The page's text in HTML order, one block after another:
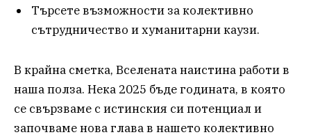
Търсете възможности за колективно
сътрудничество и хуманитарни каузи.
В крайна сметка, Вселената наистина работи в
наша полза. Нека 2025 бъде годината, в която
се свързваме с истинския си потенциал и
започваме нова глава в нашето колективно